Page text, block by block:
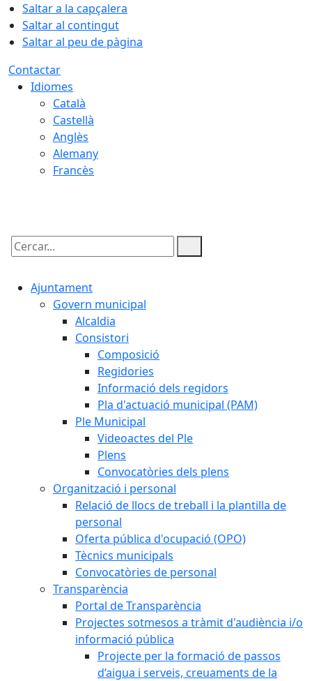
Saltar a la capçalera
Saltar al contingut
Saltar al peu de pàgina
Contactar
Idiomes
Català
Castellà
Anglès
Alemany
Francès
Cercar:
Ajuntament
Govern municipal
Alcaldia
Consistori
Composició
Regidories
Informació dels regidors
Pla d'actuació municipal (PAM)
Ple Municipal
Videoactes del Ple
Plens
Convocatòries dels plens
Organització i personal
Relació de llocs de treball i la plantilla de
personal
Oferta pública d'ocupació (OPO)
Tècnics municipals
Convocatòries de personal
Transparència
Portal de Transparència
Projectes sotmesos a tràmit d'audiència i/o
informació pública
Projecte per la formació de passos
d’aigua i serveis, creuaments de la